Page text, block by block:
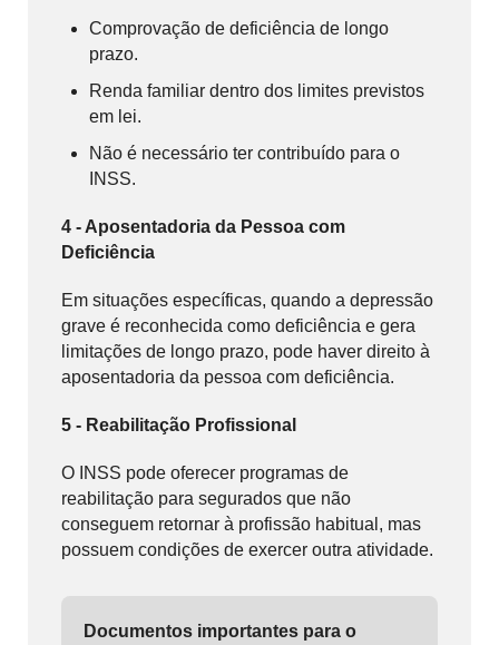
Comprovação de deficiência de longo
prazo.
Renda familiar dentro dos limites previstos
em lei.
Não é necessário ter contribuído para o
INSS.
4 - Aposentadoria da Pessoa com
Deficiência
Em situações específicas, quando a depressão
grave é reconhecida como deficiência e gera
limitações de longo prazo, pode haver direito à
aposentadoria da pessoa com deficiência.
5 - Reabilitação Profissional
O INSS pode oferecer programas de
reabilitação para segurados que não
conseguem retornar à profissão habitual, mas
possuem condições de exercer outra atividade.
Documentos importantes para o